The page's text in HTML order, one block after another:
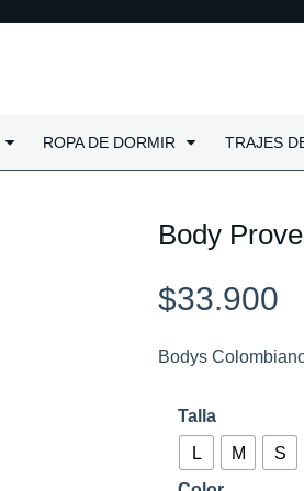
ROPA DE DORMIR TRAJES
Body
$33.900
Bodys
Talla
L
M
S
Body
Provenza
2034